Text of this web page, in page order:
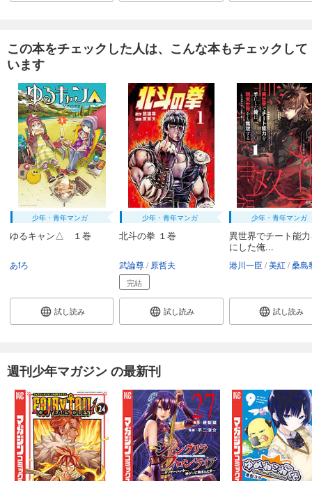
594円 (税込)
試し読み
あらすじを表示する
エリアの騎士（３４）
594円 (税込)
完結
カート
試し読み
あらすじを表示する
エリアの騎士（３５）
カート
試し読み
完結
試し読み
あらすじを表示する
エリアの騎士（３７）
594円 (税込)
完結
カート
この本をチェックした人は、こんな本もチェックして
います
少年・青年マンガ
ゆるキャン△ １巻
あfろ
試し読み
少年・青年マンガ
北斗の拳 １巻
武論尊 原哲夫
完結
試し読み
少年・青年マンガ
異世界でチート能
にした俺...
港川一臣 美紅 桑島
試し読み
週刊少年マガジン の最新刊